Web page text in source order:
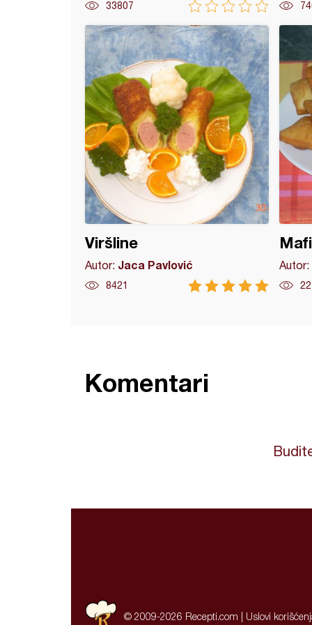
33807
Viršline
Autor: Jaca Pavlović
8421
Autor:
Komentari
© 2009-2026 Recepti.com | Uslovi